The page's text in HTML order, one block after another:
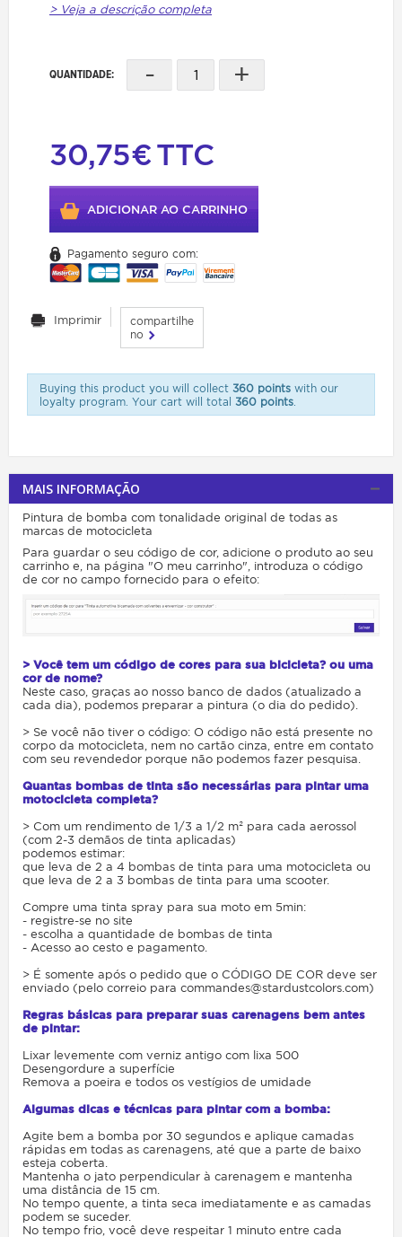
> Veja a descrição completa
QUANTIDADE: - +
30,75€TTC
ADICIONAR AO CARRINHO
Pagamento seguro com:
Imprimir
compartilhe
no
Buying this product you will collect 360 pointswith our
loyalty program. Your cart will total 360 points.
MAIS INFORMAÇÃO
Pintura de bomba com tonalidade original de todas as
marcas de motocicleta
Para guardar o seu código de cor, adicione o produto ao seu
carrinho e, na página "O meu carrinho", introduza o código
de cor no campo fornecido para o efeito:
> Você tem um código de cores para sua bicicleta? ou uma
cor de nome?
Neste caso, graças ao nosso banco de dados (atualizado a
cada dia), podemos preparar a pintura (o dia do pedido).
> Se você não tiver o código: O código não está presente no
corpo da motocicleta, nem no cartão cinza, entre em contato
com seu revendedor porque não podemos fazer pesquisa.
Quantas bombas de tinta são necessárias para pintar uma
motocicleta completa?
> Com um rendimento de 1/3 a 1/2 m² para cada aerossol
(com 2-3 demãos de tinta aplicadas)
podemos estimar:
que leva de 2 a 4 bombas de tinta para uma motocicleta ou
que leva de 2 a 3 bombas de tinta para uma scooter.
Compre uma tinta spray para sua moto em 5min:
- registre-se no site
- escolha a quantidade de bombas de tinta
- Acesso ao cesto e pagamento.
> É somente após o pedido que o CÓDIGO DE COR deve ser
enviado (pelo correio para commandes@stardustcolors.com)
Regras básicas para preparar suas carenagens bem antes
de pintar:
Lixar levemente com verniz antigo com lixa 500
Desengordure a superfície
Remova a poeira e todos os vestígios de umidade
Algumas dicas e técnicas para pintar com a bomba:
Agite bem a bomba por 30 segundos e aplique camadas
rápidas em todas as carenagens, até que a parte de baixo
esteja coberta.
Mantenha o jato perpendicular à carenagem e mantenha
uma distância de 15 cm.
No tempo quente, a tinta seca imediatamente e as camadas
podem se suceder.
No tempo frio, você deve respeitar 1 minuto entre cada